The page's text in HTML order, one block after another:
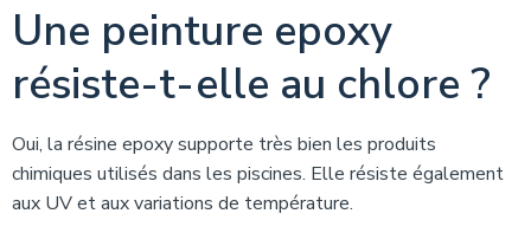
Une peinture epoxy
résiste-t-elle au chlore ?
Oui, la résine epoxy supporte très bien les produits
chimiques utilisés dans les piscines. Elle résiste également
aux UV et aux variations de température.